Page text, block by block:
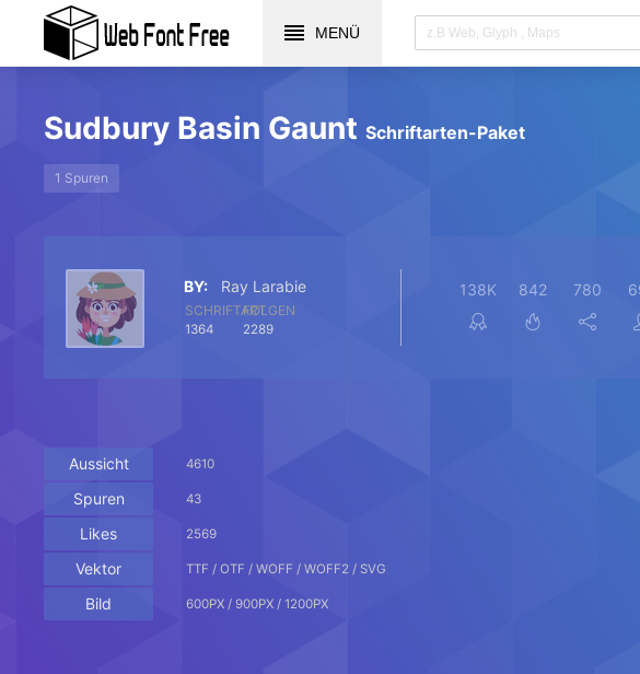
MENÜ
Sudbury Basin Gaunt Schriftarten-Paket
1 Spuren
BY: Ray Larabie
SCHRIFTART
1364
FOLGEN
2289
138K 842 780
Aussicht 4610
Spuren 43
Likes 2569
Vektor TTF / OTF / WOFF / WOFF2 / SVG
Bild 600PX / 900PX / 1200PX